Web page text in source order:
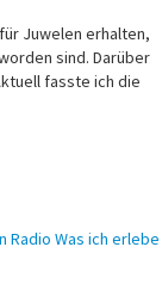
Juwelen erhalten,
sind. Darüber
fasste ich die
Radio Was ich erlebe